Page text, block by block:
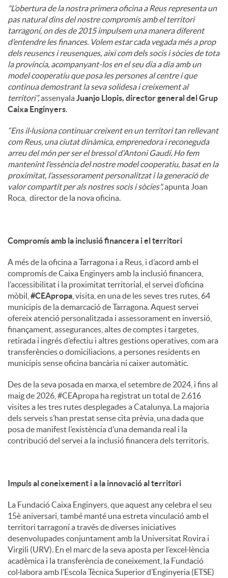
"L’obertura de la nostra primera oficina a Reus representa un
pas natural dins del nostre compromís amb el territori
tarragoní, on des de 2015 impulsem una manera diferent
d’entendre les finances. Volem estar cada vegada més a prop
dels reusencs i reusenques, així com dels socis i sòcies de tota
la província, acompanyant-los en el seu dia a dia amb un
model cooperatiu que posa les persones al centre i que
continua demostrant la seva solidesa i creixement al
territori”,assenyalaJuanjo Llopis, director general del Grup
Caixa Enginyers.
“Ens il·lusiona continuar creixent en un territori tan rellevant
com Reus, una ciutat dinàmica, emprenedora i reconeguda
arreu del món per ser el bressol d’Antoni Gaudí. Ho fem
mantenint l’essència del nostre model cooperatiu, basat en la
proximitat, l’assessorament personalitzat i la generació de
valor compartit per als nostres socis i sòcies",apunta Joan
Roca, director de la nova oficina.
Compromís amb la inclusió financera i el territori
A més de la oficina a Tarragona i a Reus, i d’acord amb el
compromís de Caixa Enginyers amb la inclusió financera,
l’accessibilitat i la proximitat territorial, el servei d’oficina
mòbil, #CEApropa , visita, en una de les seves tres rutes, 64
municipis de la demarcació de Tarragona. Aquest servei
ofereix atenció personalitzada i assessorament en inversió,
finançament, assegurances, altes de comptes i targetes,
retirada i ingrés d’efectiu i altres gestions operatives, com ara
transferències o domiciliacions, a persones residents en
municipis sense oficina bancària ni caixer automàtic.
Des de la seva posada en marxa, el setembre de 2024, i fins al
maig de 2026, #CEApropa ha registrat un total de 2.616
visites a les tres rutes desplegades a Catalunya. La majoria
dels serveis s’han prestat sense cita prèvia, una dada que
posa de manifest l’existència d’una demanda real i la
contribució del servei a la inclusió financera dels territoris.
Impuls al coneixement i a la innovació al territori
La Fundació Caixa Enginyers, que aquest any celebra el seu
15è aniversari, també manté una estreta vinculació amb el
territori tarragoní a través de diverses iniciatives
desenvolupades conjuntament amb la Universitat Rovira i
Virgili (URV). En el marc de la seva aposta per l’excel·lència
acadèmica i la transferència de coneixement, la Fundació
col·labora amb l’Escola Tècnica Superior d’Enginyeria (ETSE)